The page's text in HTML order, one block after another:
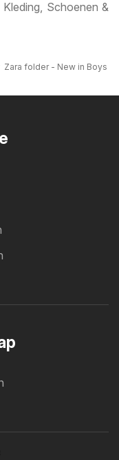
Schoenen &
Zara folder - New in Boys